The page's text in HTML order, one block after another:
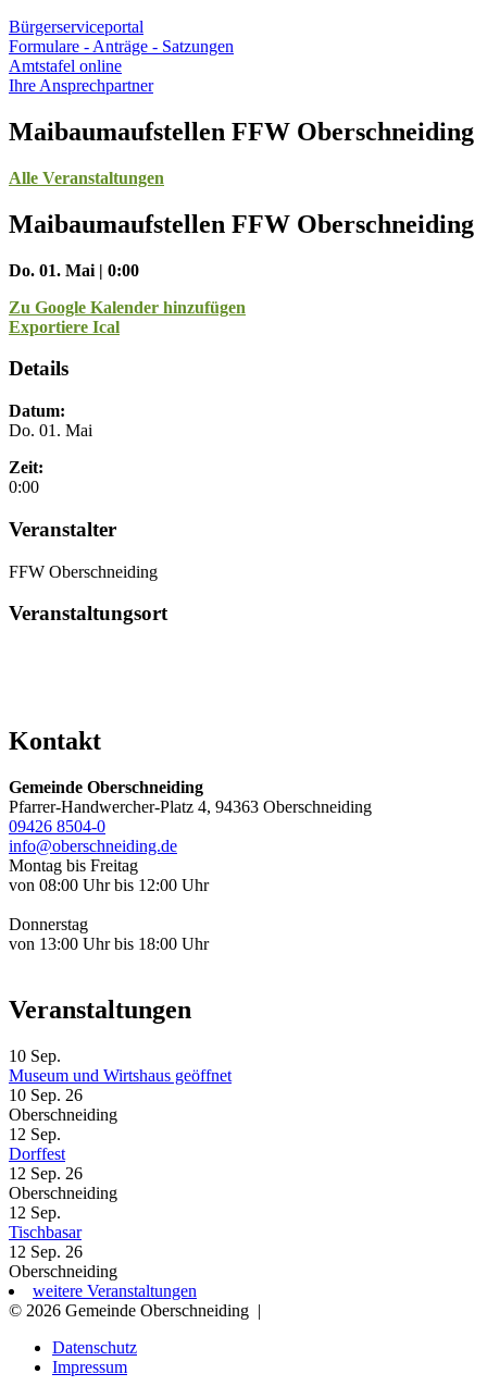
Bürgerserviceportal
Formulare - Anträge - Satzungen
Amtstafel online
Ihre Ansprechpartner
Maibaumaufstellen FFW Oberschneiding
Alle Veranstaltungen
Maibaumaufstellen FFW Oberschneiding
Do. 01. Mai | 0:00
Zu Google Kalender hinzufügen
Exportiere Ical
Details
Datum:
Do. 01. Mai
Zeit:
0:00
Veranstalter
FFW Oberschneiding
Veranstaltungsort
Kontakt
Gemeinde Oberschneiding
Pfarrer-Handwercher-Platz 4, 94363 Oberschneiding
09426 8504-0
info@oberschneiding.de
Montag bis Freitag
von 08:00 Uhr bis 12:00 Uhr
Donnerstag
von 13:00 Uhr bis 18:00 Uhr
Veranstaltungen
10 Sep.
Museum und Wirtshaus geöffnet
10 Sep. 26
Oberschneiding
12 Sep.
Dorffest
12 Sep. 26
Oberschneiding
12 Sep.
Tischbasar
12 Sep. 26
Oberschneiding
weitere Veranstaltungen
© 2026 Gemeinde Oberschneiding |
Datenschutz
Impressum